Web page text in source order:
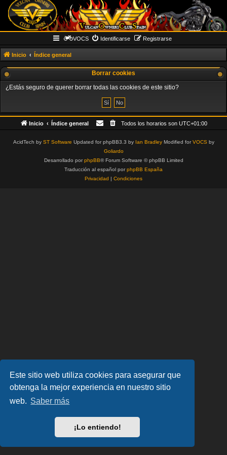
Este sitio web utiliza cookies para asegurar que
obtenga la mejor experiencia en nuestro sitio
web. Saber más
¡Lo entiendo!
VOCS Identificarse Registrarse
Inicio Índice general
Borrar cookies
¿Estás seguro de querer borrar todas las cookies de este sitio?
Inicio Índice general Todos los horarios son UTC+01:00
AcidTech by ST Software Updated for phpBB3.3 by Ian BradleyModified forVOCSby
Goliardo
Desarrollado porphpBB® Forum Software © phpBB Limited
Traducción al español porphpBB España
Privacidad | Condiciones